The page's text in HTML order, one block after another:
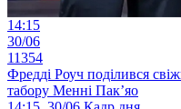
14:15
30/06
11354
Фредді Роуч поділився
табору Менні Пак’яо